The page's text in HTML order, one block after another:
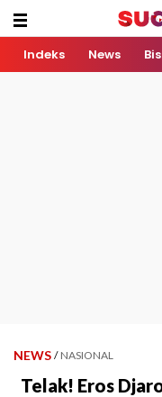
Indeks News
NEWS / NASIONAL
Telak! Eros